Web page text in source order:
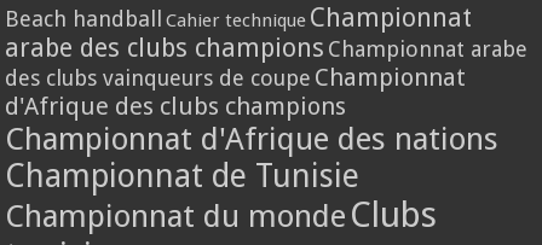
Beach handball Cahier technique Championnat
arabe des clubs champions Championnat arabe
des clubs vainqueurs de coupe Championnat
d'Afrique des clubs champions
Championnat d'Afrique des nations
Championnat de Tunisie
Championnat du monde Clubs